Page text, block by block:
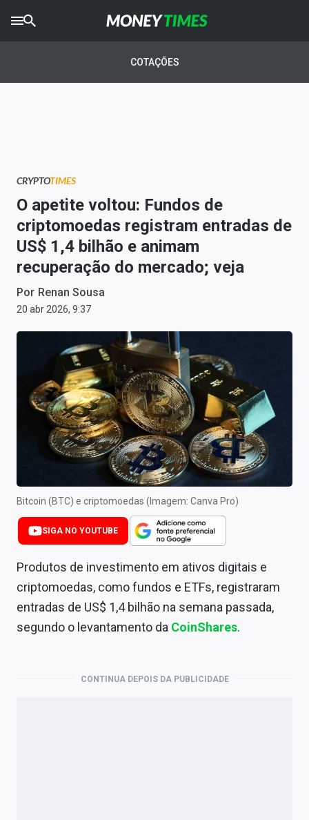
AGROTIMES
Newsletters
Money Trader
Anuncie
Últimas Notícias
Comprar ou vender?
Carteiras Recomendadas
Central de Dividendos
Central de Fundos Imobiliários
Central dos IPOs
Renda Fixa
Finanças Pessoais
Mercados
Economia
COTAÇÕES
CRYPTOTIMES
O apetite voltou: Fundos de
criptomoedas registram entradas de
US$ 1,4 bilhão e animam
recuperação do mercado; veja
Por Renan Sousa
20 abr 2026, 9:37
Bitcoin (BTC) e criptomoedas (Imagem: Canva Pro)
SIGA NO YOUTUBE
Produtos de investimento em ativos digitais e
criptomoedas, como fundos e ETFs, registraram
entradas de US$ 1,4 bilhão na semana passada,
segundo o levantamento da CoinShares.
CONTINUA DEPOIS DA PUBLICIDADE